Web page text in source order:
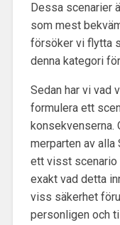
Dessa scenarier
som mest
försöker vi flytta
denna kategori
Sedan har vi vad
formulera ett
konsekvenserna.
merparten av alla
ett visst scenario
exakt vad detta
viss säkerhet
personligen och